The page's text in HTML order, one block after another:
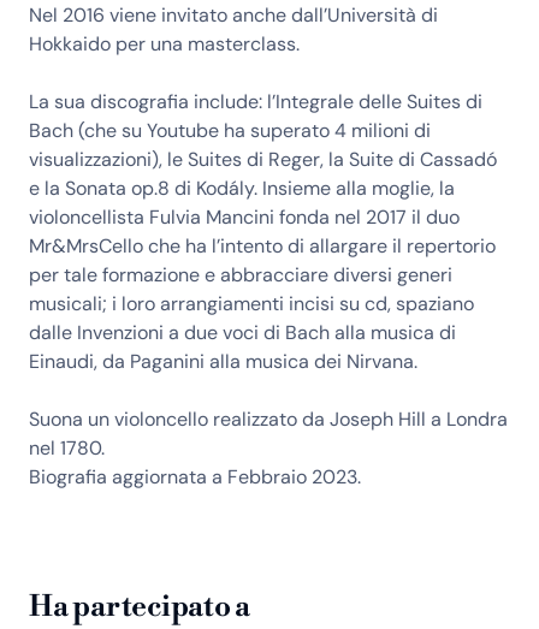
Nel 2016 viene invitato anche dall’Università di
Hokkaido per una masterclass.
La sua discografia include: l’Integrale delle Suites di
Bach (che su Youtube ha superato 4 milioni di
visualizzazioni), le Suites di Reger, la Suite di Cassadó
e la Sonata op.8 di Kodály. Insieme alla moglie, la
violoncellista Fulvia Mancini fonda nel 2017 il duo
Mr&MrsCello che ha l’intento di allargare il repertorio
per tale formazione e abbracciare diversi generi
musicali; i loro arrangiamenti incisi su cd, spaziano
dalle Invenzioni a due voci di Bach alla musica di
Einaudi, da Paganini alla musica dei Nirvana.
Suona un violoncello realizzato da Joseph Hill a Londra
nel 1780.
Biografia aggiornata a Febbraio 2023.
Ha partecipato a